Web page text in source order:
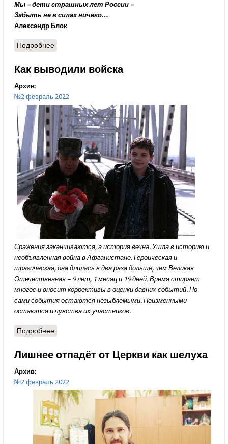
Мы – дети страшных лет России –
Забыть не в силах ничего…
Александр Блок
Подробнеео Ночлег после битвы
Как выводили войска
Архив:
№2 февраль 2022
Сражения заканчиваются, а история вечна. Ушла в историю и
необъявленная война в Афганистане. Героическая и
трагическая, она длилась в два раза дольше, чем Великая
Отечественная – 9 лет, 1 месяц и 19 дней. Время стирает
многое и вносит коррективы в оценки давних событий. Но
сами события остаются незыблемыми. Неизменными
остаются и чувства их участников.
Подробнеео Как выводили войска
Лишнее отпадёт от Церкви как шелуха
Архив:
№2 февраль 2022